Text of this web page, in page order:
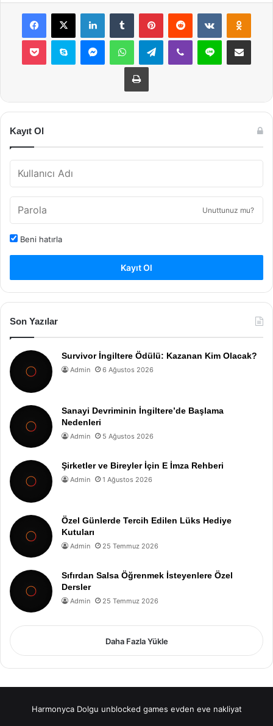
Facebook
X LinkedInTumblr PinterestReddit VKontakte
Pocket Skype MessengerWhatsAppTelegramViber Line E-Posta ile
Yazdır
Kayıt Ol
Unuttunuz mu?
Beni hatırla
Kayıt Ol
Son Yazılar
Survivor İngiltere Ödülü: Kazanan Kim Olacak?
Admin 6 Ağustos 2026
Sanayi Devriminin İngiltere’de Başlama
Nedenleri
Admin 5 Ağustos 2026
Şirketler ve Bireyler İçin E İmza Rehberi
Admin 1 Ağustos 2026
Özel Günlerde Tercih Edilen Lüks Hediye
Kutuları
Admin 25 Temmuz 2026
Sıfırdan Salsa Öğrenmek İsteyenlere Özel
Dersler
Admin 25 Temmuz 2026
Daha Fazla Yükle
Harmonyca Dolgu unblocked games evden eve nakliyat